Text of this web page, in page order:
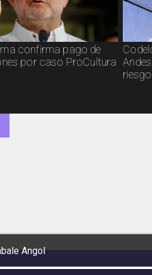
confirma pago de
por caso ProCultura
Angol